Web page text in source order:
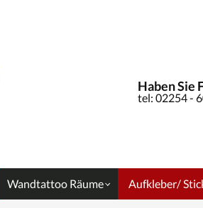
Haben Sie
tel: 02254 -
Wandtattoo Räume Aufkleber/